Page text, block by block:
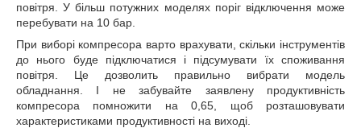
повітря. У більш потужних моделях поріг відключення може
перебувати на 10 бар.
При виборі компресора варто врахувати, скільки інструментів
до нього буде підключатися і підсумувати їх споживання
повітря. Це дозволить правильно вибрати модель
обладнання. І не забувайте заявлену продуктивність
компресора помножити на 0,65, щоб розташовувати
характеристиками продуктивності на виході.